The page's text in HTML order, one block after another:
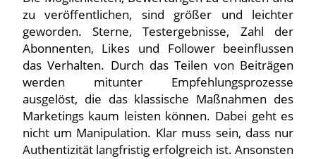
zu veröffentlichen, sind größer und leichter
geworden. Sterne, Testergebnisse, Zahl der
Abonnenten, Likes und Follower beeinflussen
das Verhalten. Durch das Teilen von Beiträgen
werden mitunter Empfehlungsprozesse
ausgelöst, die das klassische Maßnahmen des
Marketings kaum leisten können. Dabei geht es
nicht um Manipulation. Klar muss sein, dass nur
Authentizität langfristig erfolgreich ist. Ansonsten